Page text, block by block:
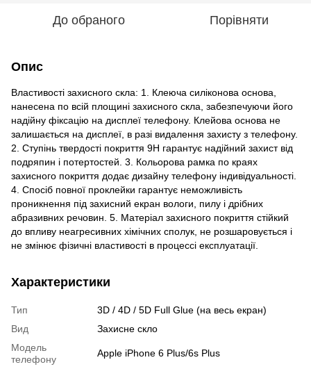
До обраного Порівняти
Опис
Властивості захисного скла: 1. Клеюча силіконова основа,
нанесена по всій площині захисного скла, забезпечуючи його
надійну фіксацію на дисплеї телефону. Клейова основа не
залишається на дисплеї, в разі видалення захисту з телефону.
2. Ступінь твердості покриття 9Н гарантує надійний захист від
подряпин і потертостей. 3. Кольорова рамка по краях
захисного покриття додає дизайну телефону індивідуальності.
4. Спосіб повної проклейки гарантує неможливість
проникнення під захисний екран вологи, пилу і дрібних
абразивних речовин. 5. Матеріал захисного покриття стійкий
до впливу неагресивних хімічних сполук, не розшаровується і
не змінює фізичні властивості в процессі експлуатації.
Характеристики
Тип
3D / 4D / 5D Full Glue (на весь екран)
Вид
Захисне скло
Модель
телефону
Apple iPhone 6 Plus/6s Plus